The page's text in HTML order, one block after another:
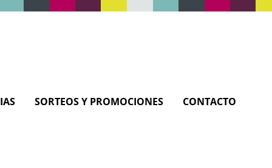
SORTEOS Y PROMOCIONES CONTACTO